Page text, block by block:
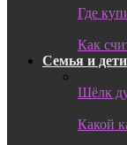
Где
Как
Семья и дети
Шёлк
Какой